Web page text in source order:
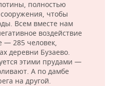
полностью
чтобы
Всем вместе нам
воздействие
— 285 человек,
деревни Бузаево.
этими прудами —
А по дамбе
на другой.